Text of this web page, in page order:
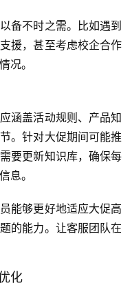
备不时之需。比如遇到
援，甚至考虑校企合作
况。
涵盖活动规则、产品知
。针对大促期间可能推
要更新知识库，确保每
息。
能够更好地适应大促高
的能力。让客服团队在
化